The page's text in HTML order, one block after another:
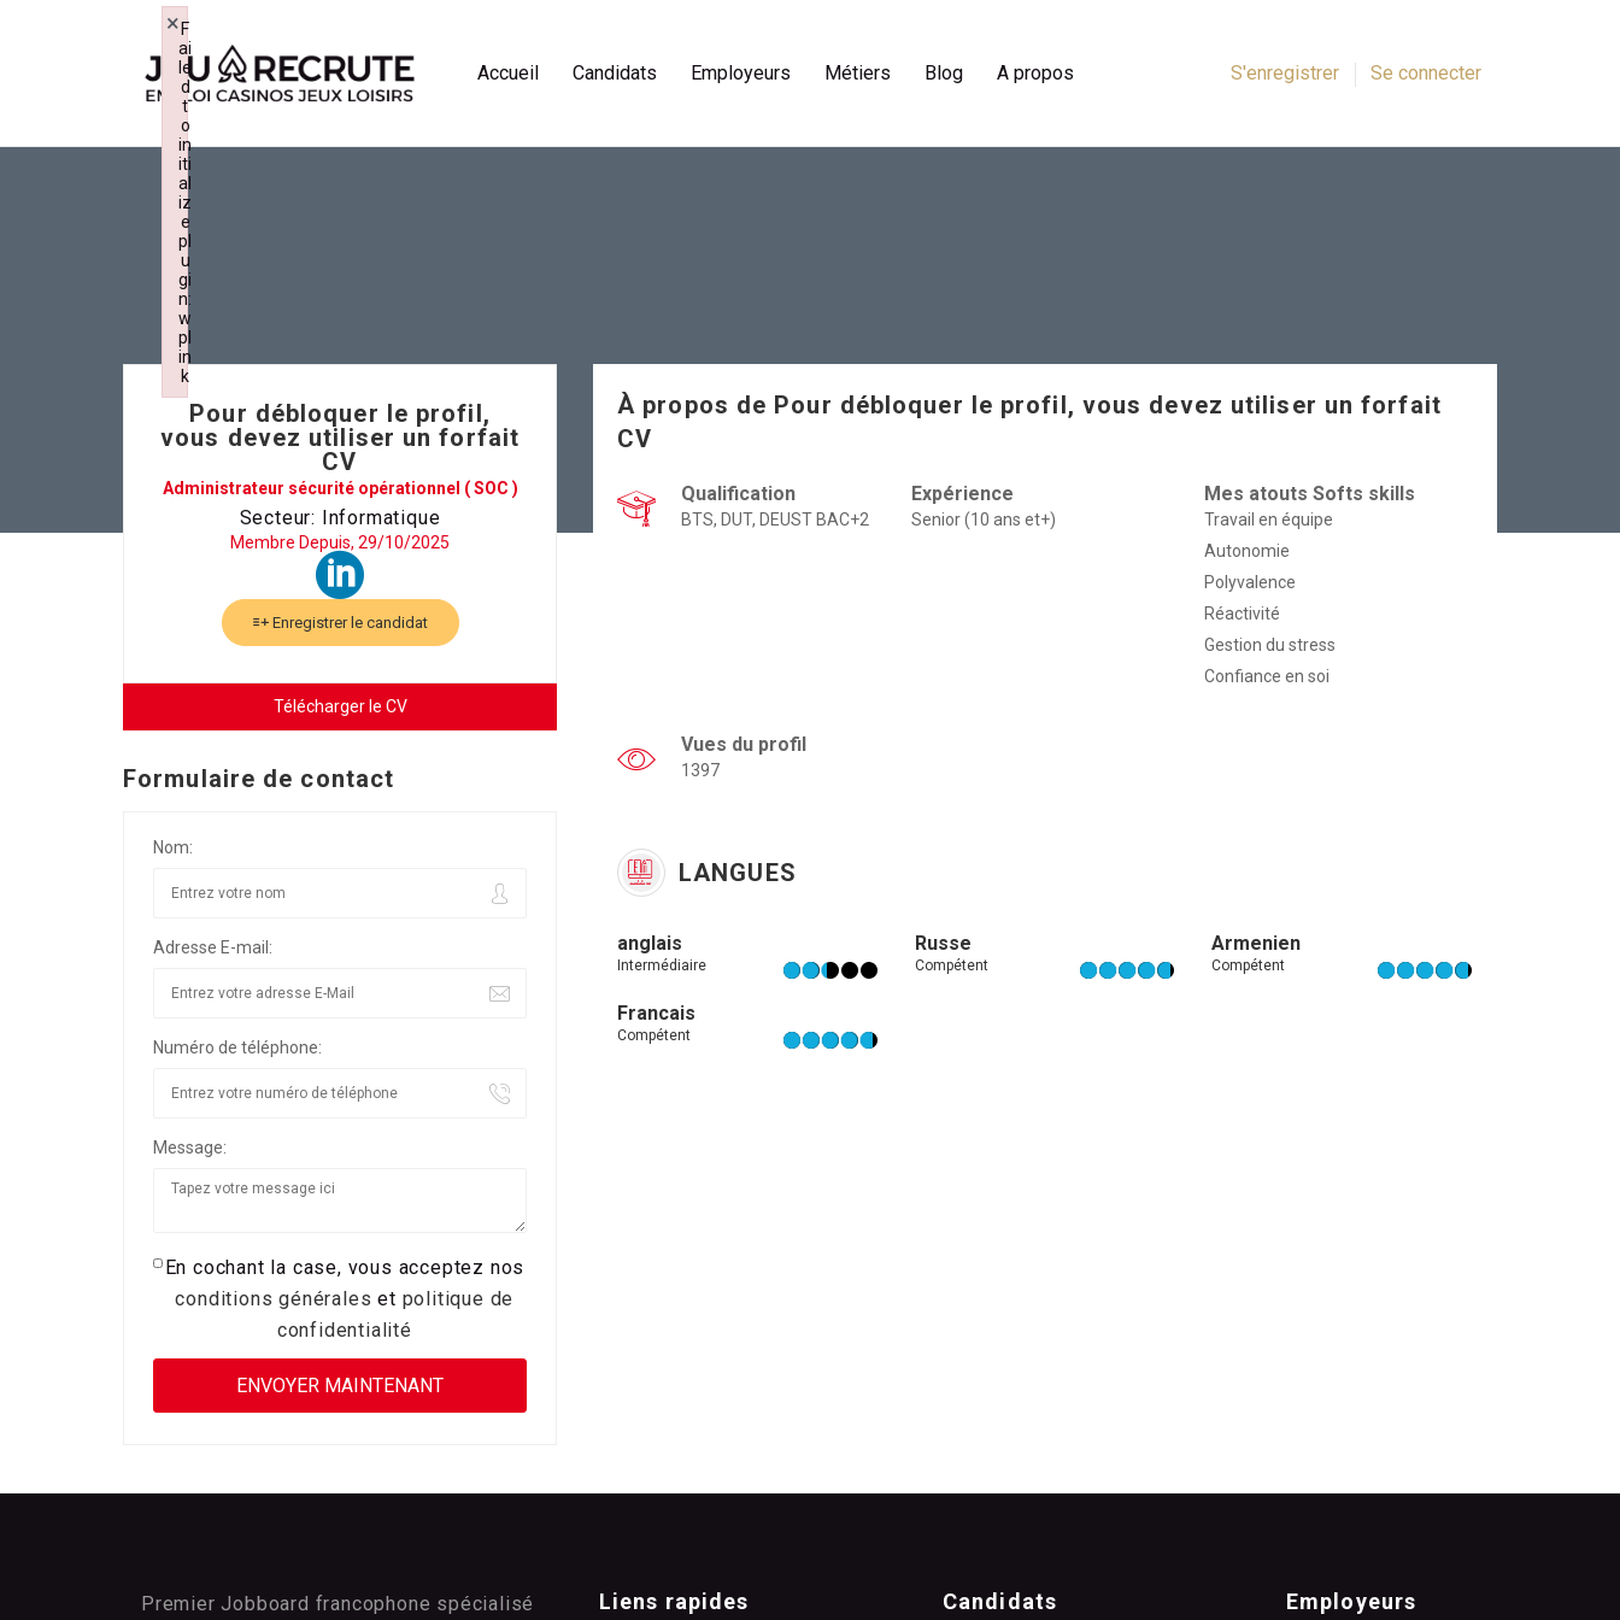
Accueil Candidats Employeurs Métiers Blog A propos S'enregistrer Se connecter
Pour débloquer le profil,
vous devez utiliser un forfait
CV
Administrateur sécurité opérationnel ( SOC )
Secteur: Informatique
Membre Depuis, 29/10/2025
Enregistrer le candidat
Télécharger le CV
Formulaire de contact
Nom:
Adresse E-mail:
Numéro de téléphone:
Message:
En cochant la case, vous acceptez nos
conditions générales et politique de
confidentialité
À propos de Pour débloquer le profil, vous devez utiliser un forfait
CV
Qualification
BTS, DUT, DEUST BAC+2
Expérience
Senior (10 ans et+)
Mes atouts Softs skills
Travail en équipe
Autonomie
Polyvalence
Réactivité
Gestion du stress
Confiance en soi
Vues du profil
1397
LANGUES
anglais
Intermédiaire
Russe
Compétent
Armenien
Compétent
Francais
Compétent
Premier Jobboard francophone spécialisé Liens rapides Candidats Employeurs
F
ai
le
d
t
o
in
iti
al
iz
e
pl
u
gi
n:
w
pl
in
k
×
Failed to initialize plugin: wplink